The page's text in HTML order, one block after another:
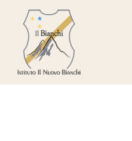
Skip to content